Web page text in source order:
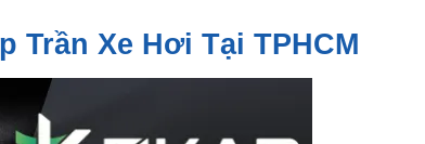
Trần Xe Hơi Tại TPHCM